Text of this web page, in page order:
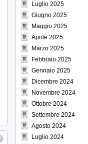
Luglio 2025
Giugno 2025
Maggio 2025
Aprile 2025
Marzo 2025
Febbraio 2025
Gennaio 2025
Dicembre 2024
Novembre 2024
Ottobre 2024
Settembre 2024
Agosto 2024
Luglio 2024